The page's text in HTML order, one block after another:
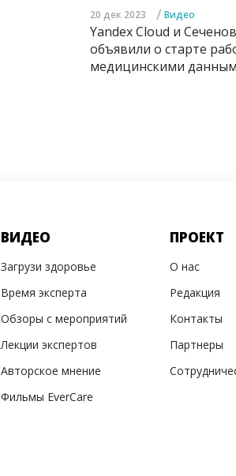
20 дек 2023 / Видео
Yandex Cloud и
объявили о старте
медицинскими
ВИДЕО
Загрузи здоровье
Время эксперта
Обзоры с мероприятий
Лекции экспертов
Авторское мнение
Фильмы EverCare
ПРОЕКТ
О нас
Редакция
Контакты
Партнеры